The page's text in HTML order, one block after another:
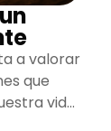
a valorar
que
vida,